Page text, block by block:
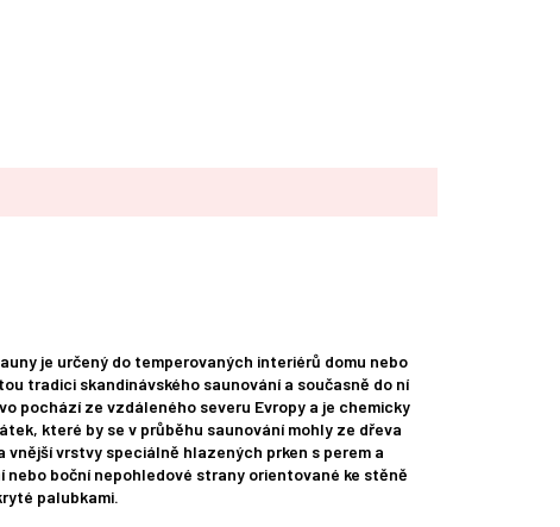
je určený do temperovaných interiérů domu nebo
tradici skandinávského saunování a současně do ní
pochází ze vzdáleného severu Evropy a je chemicky
které by se v průběhu saunování mohly ze dřeva
vrstvy speciálně hlazených prken s perem a
nebo boční nepohledové strany orientované ke stěně
palubkami.